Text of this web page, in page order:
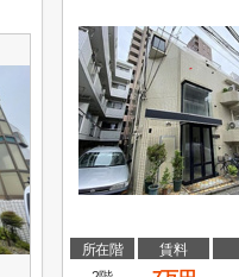
所在階 賃料